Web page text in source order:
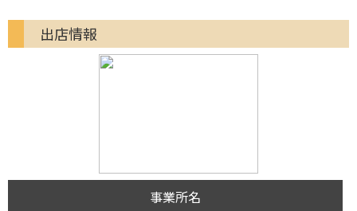
出店情報
事業所名